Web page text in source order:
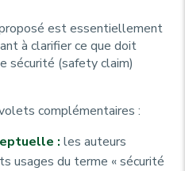
est essentiellement
à clarifier ce que doit
sécurité (safety claim)
complémentaires :
: les auteurs
usages du terme « sécurité